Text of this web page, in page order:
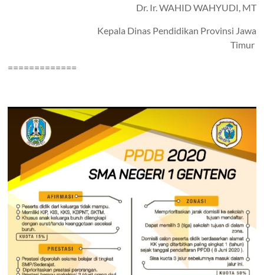
Dr. Ir. WAHID WAHYUDI, MT
Kepala Dinas Pendidikan Provinsi Jawa
Timur
=============